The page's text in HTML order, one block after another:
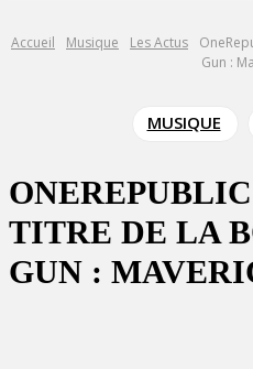
Accueil Musique Les Actus
Gun :
MUSIQUE
TITRE DE LA
GUN :